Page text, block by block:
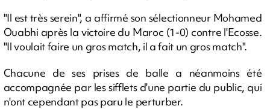
"Il est très serein", a affirmé son sélectionneur Mohamed
Ouabhi après la victoire du Maroc (1-0) contre l'Ecosse.
"Il voulait faire un gros match, il a fait un gros match".
Chacune de ses prises de balle a néanmoins été
accompagnée par les sifflets d'une partie du public, qui
n'ont cependant pas paru le perturber.